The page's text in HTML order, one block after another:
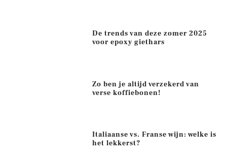
De trends van deze zomer 2025
voor epoxy giethars
Zo ben je altijd verzekerd van
verse koffiebonen!
Italiaanse vs. Franse wijn: welke is
het lekkerst?